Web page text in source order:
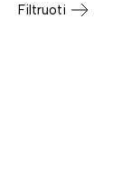
Filtruoti